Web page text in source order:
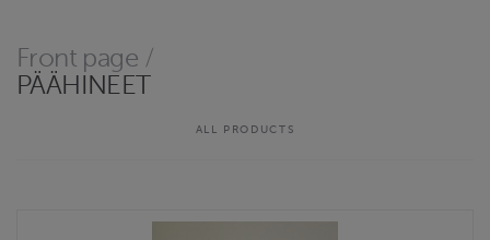
Front page /
PÄÄHINEET
ALL PRODUCTS